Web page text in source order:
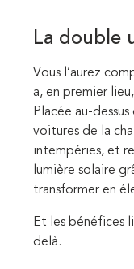
La double
Vous l’aurez
a, en premier
Placée au-
voitures de la
intempéries, et
lumière solaire
transformer en
Et les bénéfices
delà.